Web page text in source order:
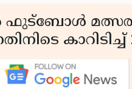
ഫുട്ബോൾ